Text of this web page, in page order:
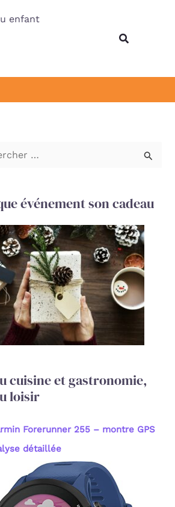
enfant
événement son cadeau
cuisine et gastronomie,
loisir
Forerunner 255 – montre GPS
détaillée